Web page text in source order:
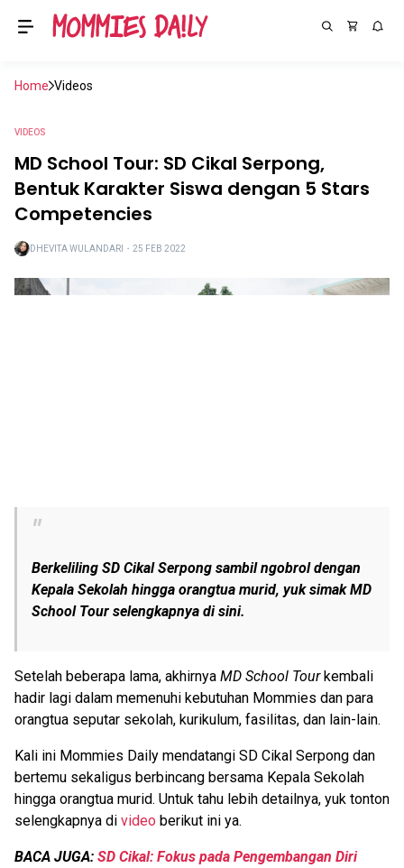
Home Videos
VIDEOS
MD School Tour: SD Cikal Serpong,
Bentuk Karakter Siswa dengan 5 Stars
Competencies
DHEVITA WULANDARI ・ 25 FEB 2022
Berkeliling SD Cikal Serpong sambilngobroldengan
Kepala Sekolah hingga orangtua murid, yuk simak MD
School Tour selengkapnya di sini.
Setelah beberapa lama, akhirnya MD School Tourkembali
hadir lagi dalam memenuhi kebutuhan Mommies dan para
orangtua seputar sekolah, kurikulum, fasilitas, dan lain-lain.
Kali ini Mommies Daily mendatangi SD Cikal Serpong dan
bertemu sekaligus berbincang bersama Kepala Sekolah
hingga orangtua murid. Untuk tahu lebih detailnya, yuk tonton
selengkapnya di video berikut ini ya.
BACA JUGA: SD Cikal: Fokus pada Pengembangan Diri